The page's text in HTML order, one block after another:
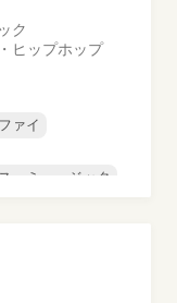
ク
ヒップホップ
ァイ
・ミュージック